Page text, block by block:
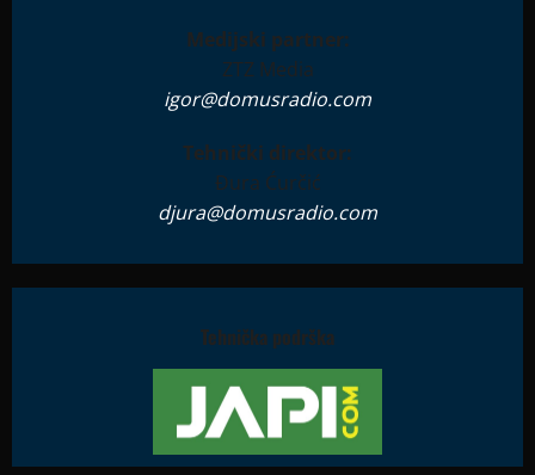
Medijski partner:
ZTZ Media
igor@domusradio.com
Tehnički direktor:
Đura Ćurčić
djura@domusradio.com
Tehnička podrška